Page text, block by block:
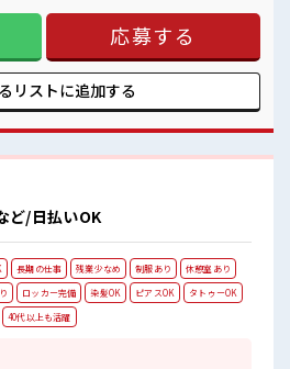
囲気の職場≫ 明るすぎたり奇抜でなければ
定有)≪動きやすい制服アリ≫ 制服がある
の悩み解消♪ ≪未経験の方も大カンゲイ≫
レンジするのは不安だけど、 しっかり働く
す！ イチからスキルUP・ステップUP目指
ば多少の
なら…という方、 応募お待ちしておりま
応募する
リストに追加する
ど/日払いOK
長期の仕事 残業少なめ 制服あり
休憩室あり
ロッカー完備 染髪OK ピアスOK
タトゥーOK
40代以上も活躍